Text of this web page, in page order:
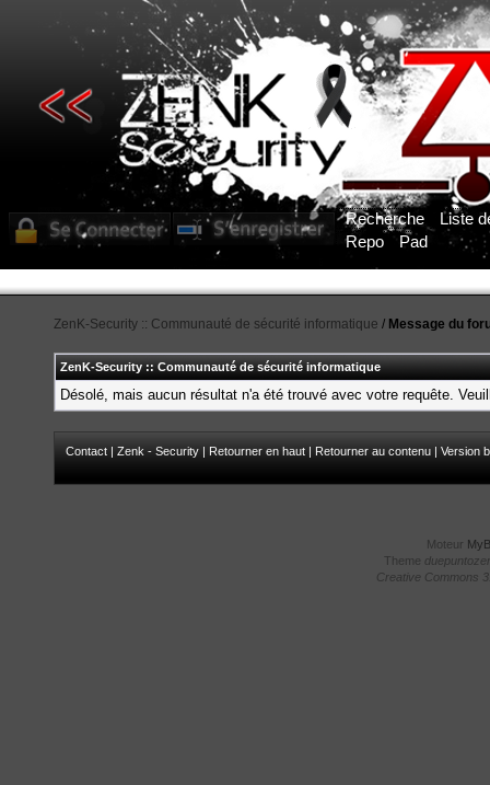
Recherche
Liste
Repo
Pad
ZenK-Security :: Communauté de sécurité informatique / Message du
ZenK-Security :: Communauté de sécurité informatique
Désolé, mais aucun résultat n'a été trouvé avec votre requête.
Contact | Zenk - Security | Retourner en haut | Retourner au contenu | Version
Moteur
Theme
Creative Commons